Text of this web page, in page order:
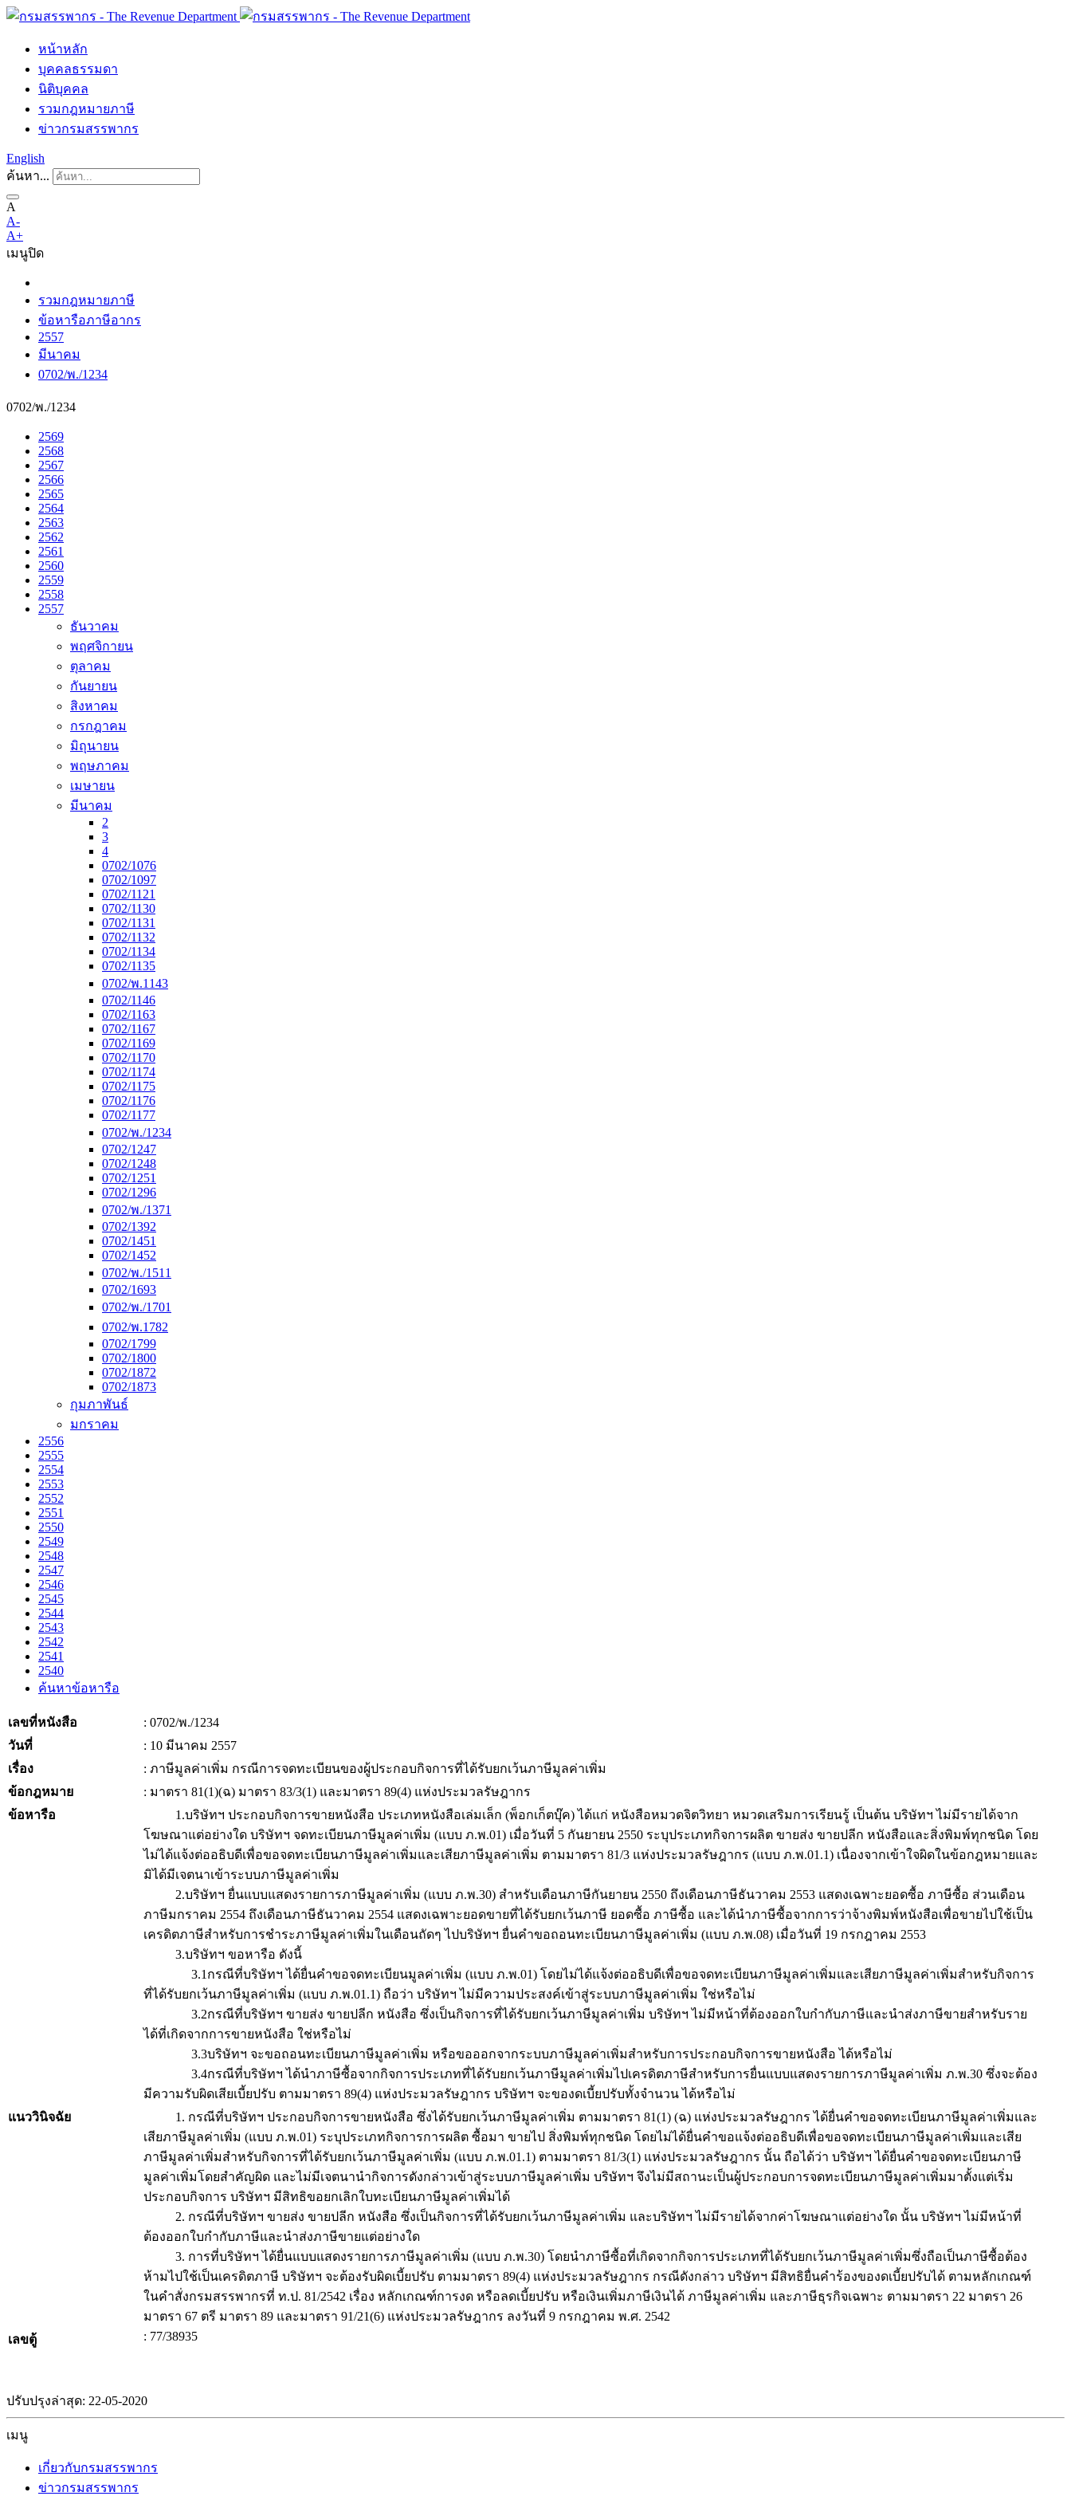
หน้าหลัก
บุคคลธรรมดา
นิติบุคคล
รวมกฎหมายภาษี
ข่าวกรมสรรพากร
English
ค้นหา...
A
A-
A+
เมนูปิด
รวมกฎหมายภาษี
ข้อหารือภาษีอากร
2557
มีนาคม
0702/พ./1234
0702/พ./1234
2569
2568
2567
2566
2565
2564
2563
2562
2561
2560
2559
2558
2557
ธันวาคม
พฤศจิกายน
ตุลาคม
กันยายน
สิงหาคม
กรกฎาคม
มิถุนายน
พฤษภาคม
เมษายน
มีนาคม
2
3
4
0702/1076
0702/1097
0702/1121
0702/1130
0702/1131
0702/1132
0702/1134
0702/1135
0702/พ.1143
0702/1146
0702/1163
0702/1167
0702/1169
0702/1170
0702/1174
0702/1175
0702/1176
0702/1177
0702/พ./1234
0702/1247
0702/1248
0702/1251
0702/1296
0702/พ./1371
0702/1392
0702/1451
0702/1452
0702/พ./1511
0702/1693
0702/พ./1701
0702/พ.1782
0702/1799
0702/1800
0702/1872
0702/1873
กุมภาพันธ์
มกราคม
2556
2555
2554
2553
2552
2551
2550
2549
2548
2547
2546
2545
2544
2543
2542
2541
2540
ค้นหาข้อหารือ
เลขที่หนังสือ
: 0702/พ./1234
วันที่
: 10 มีนาคม 2557
เรื่อง
: ภาษีมูลค่าเพิ่ม กรณีการจดทะเบียนของผู้ประกอบกิจการที่ได้รับยกเว้นภาษีมูลค่าเพิ่ม
ข้อกฎหมาย
: มาตรา 81(1)(ฉ) มาตรา 83/3(1) และมาตรา 89(4) แห่งประมวลรัษฎากร
ข้อหารือ
1.บริษัทฯ ประกอบกิจการขายหนังสือ ประเภทหนังสือเล่มเล็ก (พ็อกเก็ตบุ๊ค) ได้แก่ หนังสือหมวดจิตวิทยา หมวดเสริมการเรียนรู้ เป็นต้น บริษัทฯ ไม่มีรายได้จาก
โฆษณาแต่อย่างใด บริษัทฯ จดทะเบียนภาษีมูลค่าเพิ่ม (แบบ ภ.พ.01) เมื่อวันที่ 5 กันยายน 2550 ระบุประเภทกิจการผลิต ขายส่ง ขายปลีก หนังสือและสิ่งพิมพ์ทุกชนิด โดย
ไม่ได้แจ้งต่ออธิบดีเพื่อขอจดทะเบียนภาษีมูลค่าเพิ่มและเสียภาษีมูลค่าเพิ่ม ตามมาตรา 81/3 แห่งประมวลรัษฎากร (แบบ ภ.พ.01.1) เนื่องจากเข้าใจผิดในข้อกฎหมายและ
มิได้มีเจตนาเข้าระบบภาษีมูลค่าเพิ่ม
2.บริษัทฯ ยื่นแบบแสดงรายการภาษีมูลค่าเพิ่ม (แบบ ภ.พ.30) สำหรับเดือนภาษีกันยายน 2550 ถึงเดือนภาษีธันวาคม 2553 แสดงเฉพาะยอดซื้อ ภาษีซื้อ ส่วนเดือน
ภาษีมกราคม 2554 ถึงเดือนภาษีธันวาคม 2554 แสดงเฉพาะยอดขายที่ได้รับยกเว้นภาษี ยอดซื้อ ภาษีซื้อ และได้นำภาษีซื้อจากการว่าจ้างพิมพ์หนังสือเพื่อขายไปใช้เป็น
เครดิตภาษีสำหรับการชำระภาษีมูลค่าเพิ่มในเดือนถัดๆ ไปบริษัทฯ ยื่นคำขอถอนทะเบียนภาษีมูลค่าเพิ่ม (แบบ ภ.พ.08) เมื่อวันที่ 19 กรกฎาคม 2553
3.บริษัทฯ ขอหารือ ดังนี้
3.1กรณีที่บริษัทฯ ได้ยื่นคำขอจดทะเบียนมูลค่าเพิ่ม (แบบ ภ.พ.01) โดยไม่ได้แจ้งต่ออธิบดีเพื่อขอจดทะเบียนภาษีมูลค่าเพิ่มและเสียภาษีมูลค่าเพิ่มสำหรับกิจการ
ที่ได้รับยกเว้นภาษีมูลค่าเพิ่ม (แบบ ภ.พ.01.1) ถือว่า บริษัทฯ ไม่มีความประสงค์เข้าสู่ระบบภาษีมูลค่าเพิ่ม ใช่หรือไม่
3.2กรณีที่บริษัทฯ ขายส่ง ขายปลีก หนังสือ ซึ่งเป็นกิจการที่ได้รับยกเว้นภาษีมูลค่าเพิ่ม บริษัทฯ ไม่มีหน้าที่ต้องออกใบกำกับภาษีและนำส่งภาษีขายสำหรับราย
ได้ที่เกิดจากการขายหนังสือ ใช่หรือไม่
3.3บริษัทฯ จะขอถอนทะเบียนภาษีมูลค่าเพิ่ม หรือขอออกจากระบบภาษีมูลค่าเพิ่มสำหรับการประกอบกิจการขายหนังสือ ได้หรือไม่
3.4กรณีที่บริษัทฯ ได้นำภาษีซื้อจากกิจการประเภทที่ได้รับยกเว้นภาษีมูลค่าเพิ่มไปเครดิตภาษีสำหรับการยื่นแบบแสดงรายการภาษีมูลค่าเพิ่ม ภ.พ.30 ซึ่งจะต้อง
มีความรับผิดเสียเบี้ยปรับ ตามมาตรา 89(4) แห่งประมวลรัษฎากร บริษัทฯ จะของดเบี้ยปรับทั้งจำนวน ได้หรือไม่
แนววินิจฉัย
1. กรณีที่บริษัทฯ ประกอบกิจการขายหนังสือ ซึ่งได้รับยกเว้นภาษีมูลค่าเพิ่ม ตามมาตรา 81(1) (ฉ) แห่งประมวลรัษฎากร ได้ยื่นคำขอจดทะเบียนภาษีมูลค่าเพิ่มและ
เสียภาษีมูลค่าเพิ่ม (แบบ ภ.พ.01) ระบุประเภทกิจการการผลิต ซื้อมา ขายไป สิ่งพิมพ์ทุกชนิด โดยไม่ได้ยื่นคำขอแจ้งต่ออธิบดีเพื่อขอจดทะเบียนภาษีมูลค่าเพิ่มและเสีย
ภาษีมูลค่าเพิ่มสำหรับกิจการที่ได้รับยกเว้นภาษีมูลค่าเพิ่ม (แบบ ภ.พ.01.1) ตามมาตรา 81/3(1) แห่งประมวลรัษฎากร นั้น ถือได้ว่า บริษัทฯ ได้ยื่นคำขอจดทะเบียนภาษี
มูลค่าเพิ่มโดยสำคัญผิด และไม่มีเจตนานำกิจการดังกล่าวเข้าสู่ระบบภาษีมูลค่าเพิ่ม บริษัทฯ จึงไม่มีสถานะเป็นผู้ประกอบการจดทะเบียนภาษีมูลค่าเพิ่มมาตั้งแต่เริ่ม
ประกอบกิจการ บริษัทฯ มีสิทธิขอยกเลิกใบทะเบียนภาษีมูลค่าเพิ่มได้
2. กรณีที่บริษัทฯ ขายส่ง ขายปลีก หนังสือ ซึ่งเป็นกิจการที่ได้รับยกเว้นภาษีมูลค่าเพิ่ม และบริษัทฯ ไม่มีรายได้จากค่าโฆษณาแต่อย่างใด นั้น บริษัทฯ ไม่มีหน้าที่
ต้องออกใบกำกับภาษีและนำส่งภาษีขายแต่อย่างใด
3. การที่บริษัทฯ ได้ยื่นแบบแสดงรายการภาษีมูลค่าเพิ่ม (แบบ ภ.พ.30) โดยนำภาษีซื้อที่เกิดจากกิจการประเภทที่ได้รับยกเว้นภาษีมูลค่าเพิ่มซึ่งถือเป็นภาษีซื้อต้อง
ห้ามไปใช้เป็นเครดิตภาษี บริษัทฯ จะต้องรับผิดเบี้ยปรับ ตามมาตรา 89(4) แห่งประมวลรัษฎากร กรณีดังกล่าว บริษัทฯ มีสิทธิยื่นคำร้องของดเบี้ยปรับได้ ตามหลักเกณฑ์
ในคำสั่งกรมสรรพากรที่ ท.ป. 81/2542 เรื่อง หลักเกณฑ์การงด หรือลดเบี้ยปรับ หรือเงินเพิ่มภาษีเงินได้ ภาษีมูลค่าเพิ่ม และภาษีธุรกิจเฉพาะ ตามมาตรา 22 มาตรา 26
มาตรา 67 ตรี มาตรา 89 และมาตรา 91/21(6) แห่งประมวลรัษฎากร ลงวันที่ 9 กรกฎาคม พ.ศ. 2542
เลขตู้
: 77/38935
ปรับปรุงล่าสุด: 22-05-2020
เมนู
เกี่ยวกับกรมสรรพากร
ข่าวกรมสรรพากร